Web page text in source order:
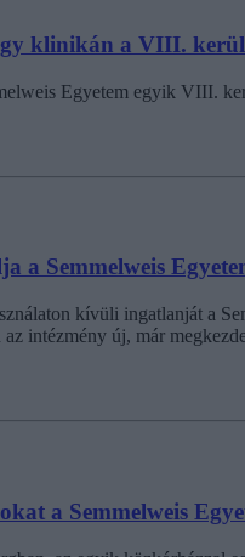
klinikán a VIII.
Egyetem egyik VIII.
a Semmelweis
kívüli ingatlanját a
intézmény új, már
a Semmelweis